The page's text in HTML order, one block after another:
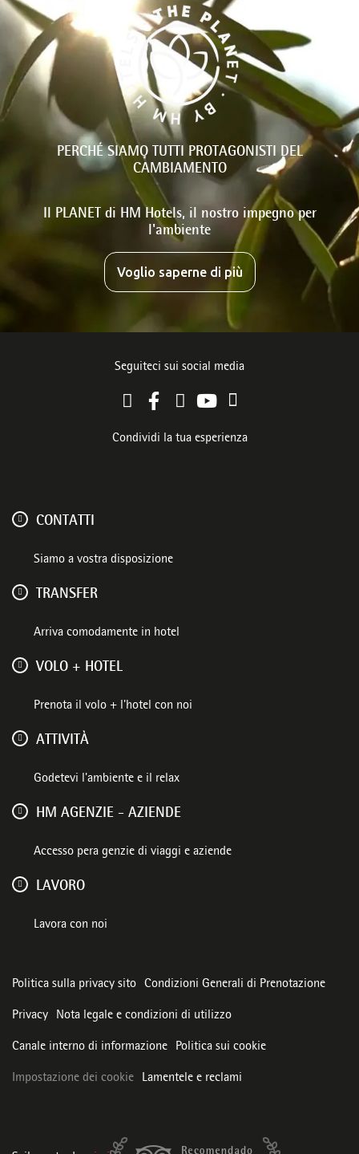
PERCHÉ SIAMO TUTTI PROTAGONISTI DEL
CAMBIAMENTO
Il PLANET di HM Hotels, il nostro impegno per
l'ambiente
Voglio saperne di più
Seguiteci sui social media
Condividi la tua esperienza
CONTATTI
Siamo a vostra disposizione
TRANSFER
Arriva comodamente in hotel
VOLO + HOTEL
Prenota il volo + l'hotel con noi
ATTIVITÀ
Godetevi l'ambiente e il relax
HM AGENZIE - AZIENDE
Accesso pera genzie di viaggi e aziende
LAVORO
Lavora con noi
Politica sulla privacy sito Condizioni Generali di Prenotazione
Privacy Nota legale e condizioni di utilizzo
Canale interno di informazione Politica sui cookie
Impostazione dei cookie Lamentele e reclami